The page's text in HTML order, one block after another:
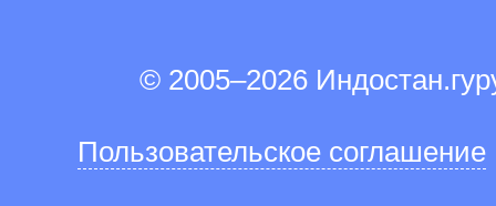
© 2005–2026
Пользовательское соглашение